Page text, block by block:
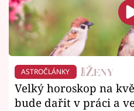
ASTROČLÁNKY
Velký horoskop na
bude dařit v práci a